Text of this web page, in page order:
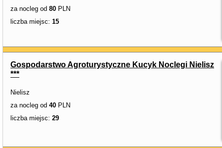
za nocleg od 80 PLN
liczba miejsc: 15
Gospodarstwo Agroturystyczne Kucyk Noclegi Nielisz
***
Nielisz
za nocleg od 40 PLN
liczba miejsc: 29